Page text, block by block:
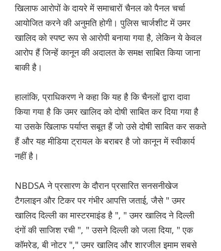
खिलाफ आरोपों के दायरे में समाचारों चैनल को पैनल चर्चा
आयोजित करने की अनुमति होगी। पुलिस चार्जशीट में उमर
खालिद को स्पष्ट रूप से आरोपी बनाया गया है, लेकिन ये केवल
आरोप हैं जिन्हें कानून की अदालत के समक्ष साबित किया जाना
बाकी है।
हालांकि, प्राधिकरण ने कहा कि यह है कि चैनलों द्वारा दावा
किया गया है कि उमर खालिद को दोषी साबित कर दिया गया है
या उसके खिलाफ पर्याप्त सबूत हैं जो उसे दोषी साबित कर सकते
हैं और यह मीडिया ट्रायल के बराबर है जो कानून में स्वीकार्य
नहीं है।
NBDSA ने प्रसारण के दौरान प्रसारित सनसनीखेज
टैगलाइन और टिकर पर गंभीर आपत्ति जताई, जैसे " उमर
खालिद दिल्ली का मास्टरमाइंड है ", " उमर खालिद ने दिल्ली
दंगों की साजिश रची ", " उसने दिल्ली को जला दिया, " एक
कॉमरेड, बी नोटर "," उमर खालिद और शारजील इमाम सबसे